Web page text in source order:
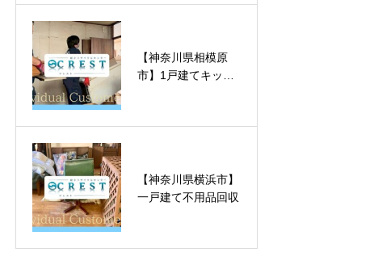
【神奈川県相模原
市】1戸建てキッチ
【神奈川県横浜市】
一戸建て不用品回収
【東京都世田谷区】
オフィス間仕切り解
【神奈川県川崎市】
一戸建て雨樋撤去